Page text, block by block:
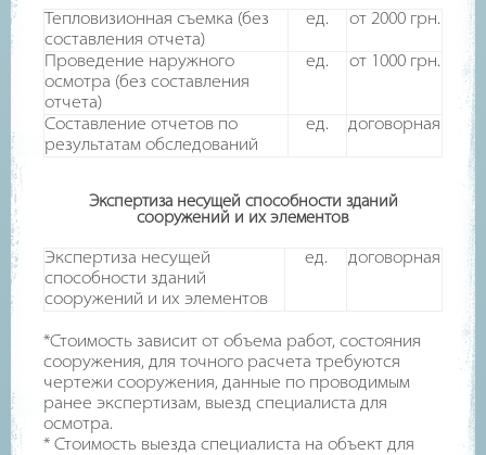
Тепловизионная съемка (без
составления отчета)
ед. от 2000 грн.
Проведение наружного
осмотра (без составления
отчета)
ед. от 1000 грн.
Составление отчетов по
результатам обследований
ед. договорная
Экспертиза несущей способности зданий
сооружений и их элементов
Экспертиза несущей
способности зданий
сооружений и их элементов
ед. договорная
*Стоимость зависит от объема работ, состояния
сооружения, для точного расчета требуются
чертежи сооружения, данные по проводимым
ранее экспертизам, выезд специалиста для
осмотра.
* Стоимость выезда специалиста на объект для